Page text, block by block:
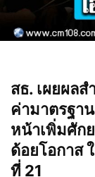
สธ. เผยผลส
ค่ามาตรฐา
หน้าเพิ่มศัก
ด้อยโอกาส
ที่ 21